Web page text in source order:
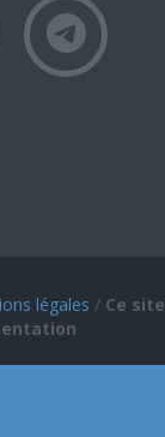
légales / Ce site